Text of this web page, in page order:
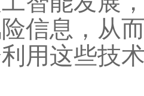
信息，从
用这些技